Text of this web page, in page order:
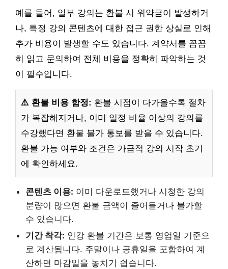
예를 들어, 일부 강의는 환불 시 위약금이 발생하거
나, 특정 강의 콘텐츠에 대한 접근 권한 상실로 인해
추가 비용이 발생할 수도 있습니다. 계약서를 꼼꼼
히 읽고 문의하여 전체 비용을 정확히 파악하는 것
이 필수입니다.
⚠️ 환불 비용 함정: 환불 시점이 다가올수록 절차
가 복잡해지거나, 이미 일정 비율 이상의 강의를
수강했다면 환불 불가 통보를 받을 수 있습니다.
환불 가능 여부와 조건은 가급적 강의 시작 초기
에 확인하세요.
콘텐츠 이용: 이미 다운로드했거나 시청한 강의
분량이 많으면 환불 금액이 줄어들거나 불가할
수 있습니다.
기간 착각: 인강 환불 기간은 보통 영업일 기준으
로 계산됩니다. 주말이나 공휴일을 포함하여 계
산하면 마감일을 놓치기 쉽습니다.